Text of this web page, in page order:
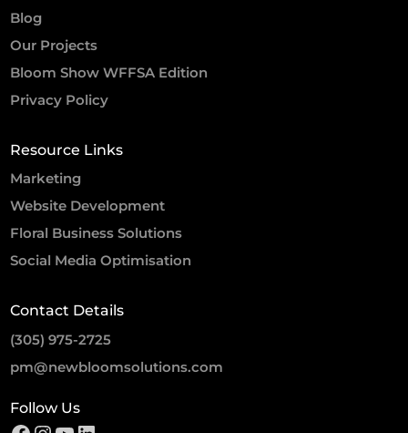
Blog
Our Projects
Bloom Show WFFSA Edition
Privacy Policy
Resource Links
Marketing
Website Development
Floral Business Solutions
Social Media Optimisation
Contact Details
(305) 975-2725
pm@newbloomsolutions.com
Follow Us